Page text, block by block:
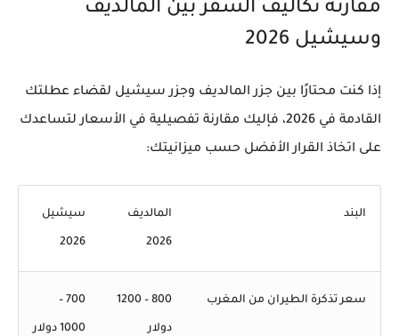
مقارنة تكاليف السفر بين المالديف
وسيشيل 2026
إذا كنت محتارًا بين جزر المالديف وجزر سيشيل لقضاء عطلتك
القادمة في 2026، فإليك مقارنة تفصيلية في الأسعار لتساعدك
على اتخاذ القرار الأفضل حسب ميزانيتك:
البند المالديف
2026
سيشيل
2026
سعر تذكرة الطيران من المغرب 800 – 1200
دولار
700 –
1000 دولار